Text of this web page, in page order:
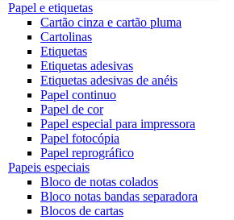
Papel e etiquetas
Cartão cinza e cartão pluma
Cartolinas
Etiquetas
Etiquetas adesivas
Etiquetas adesivas de anéis
Papel continuo
Papel de cor
Papel especial para impressora
Papel fotocópia
Papel reprográfico
Papeis especiais
Bloco de notas colados
Bloco notas bandas separadora
Blocos de cartas